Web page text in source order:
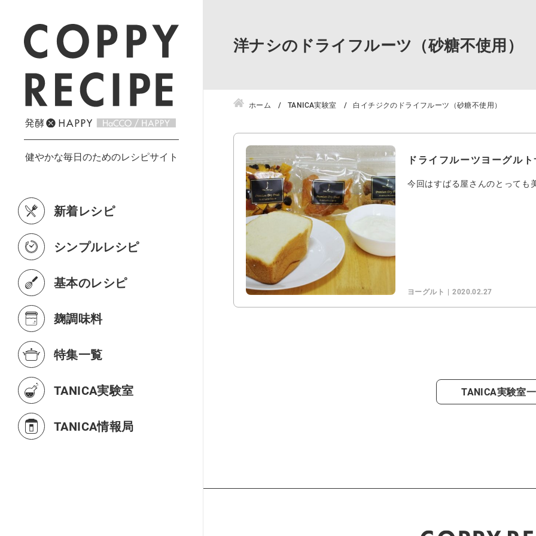
新着レシピ
シンプルレシピ
基本のレシピ
麹調味料
特集一覧
TANICA実験室
TANICA情報局
洋ナシのドライフルーツ（砂糖不使用）
ホーム TANICA実験室 白イチジクのドライフルーツ（砂糖不使用）
ドライフルーツヨーグル
今回はすばる屋さんのとっても
ヨーグルト 2020.02.27
TANICA実験室